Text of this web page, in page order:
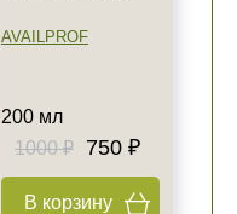
AVAILPROF
200 мл
1000 ₽
750 ₽
В корзину